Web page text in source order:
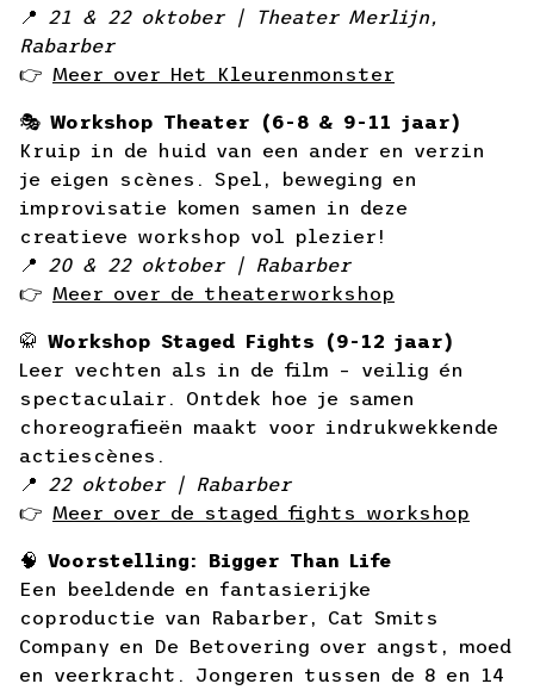
📍
21 & 22 oktober | Theater Merlijn,
Rabarber
👉 Meer over Het Kleurenmonster
🎭 Workshop Theater (6-8 & 9-11 jaar)
Kruip in de huid van een ander en verzin
je eigen scènes. Spel, beweging en
improvisatie komen samen in deze
creatieve workshop vol plezier!
📍
20 & 22 oktober | Rabarber
👉 Meer over de theaterworkshop
🥋 Workshop Staged Fights (9-12 jaar)
Leer vechten als in de film – veilig én
spectaculair. Ontdek hoe je samen
choreografieën maakt voor indrukwekkende
actiescènes.
📍
22 oktober | Rabarber
👉 Meer over de staged fights workshop
🧠 Voorstelling: Bigger Than Life
Een beeldende en fantasierijke
coproductie van Rabarber, Cat Smits
Company en De Betovering over angst, moed
en veerkracht. Jongeren tussen de 8 en 14